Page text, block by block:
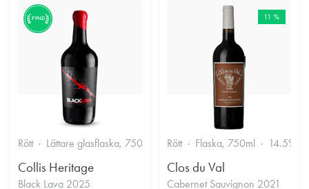
FYND
Rött Lättare glasflaska, 750ml 13.5%
Collis Heritage
Black Lava 2025
11 %
Rött Flaska, 750ml 14.5%
Clos du Val
Cabernet Sauvignon 2021